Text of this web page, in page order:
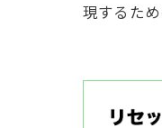
現するた